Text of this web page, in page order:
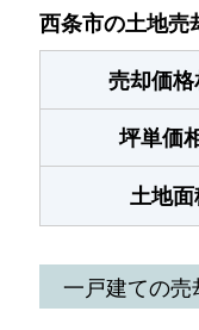
西条市の土地売
売却価
坪単価
土地
一戸建ての売